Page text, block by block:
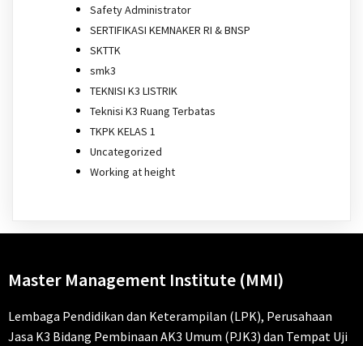
Safety Administrator
SERTIFIKASI KEMNAKER RI & BNSP
SKTTK
smk3
TEKNISI K3 LISTRIK
Teknisi K3 Ruang Terbatas
TKPK KELAS 1
Uncategorized
Working at height
Master Management Institute (MMI)
Lembaga Pendidikan dan Keterampilan (LPK), Perusahaan
Jasa K3 Bidang Pembinaan AK3 Umum (PJK3) dan Tempat Uji